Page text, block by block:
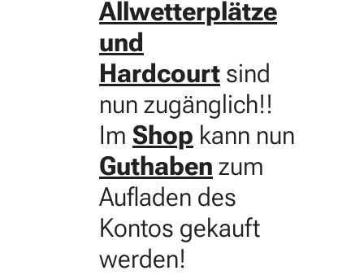
Allwetterplätze
und
Hardcourt sind
nun zugänglich!!
Im Shop kann nun
Guthaben zum
Aufladen des
Kontos gekauft
werden!